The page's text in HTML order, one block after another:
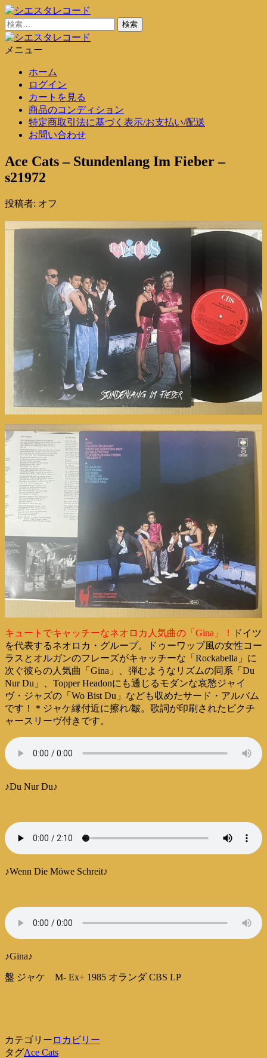
コ
ン
テ
ン
シエスタレコード
中古レコード通販
検
索:
メニュー
ホーム
ログイン
カートを見る
商品のコンディション
特定商取引法に基づく表示/お支払い/配送
お問い合わせ
Ace Cats – Stundenlang Im Fieber –
s21972
投稿者: オフ
キュートでキャッチーなネオロカ人気曲の「Gina」！
ドイツ
を代表するネオロカ・グループ。ドゥーワップ風の女性コー
ラスとオルガンのフレーズがキャッチーな「Rockabella」に
次ぐ彼らの人気曲「Gina」、弾むようなリズムの同系「Du
Nur Du」、Topper Headonにも通じるモダンな哀愁ジャイ
ヴ・ジャズの「Wo Bist Du」なども収めたサード・アルバム
です！＊ジャケ縁付近に擦れ/皺。歌詞が印刷されたピクチ
ャースリーヴ付きです。
♪Du Nur Du♪
♪Wenn Die Möwe Schreit♪
♪Gina♪
盤 ジャケ M- Ex+ 1985 オランダ CBS LP
カテゴリー ロカビリー
タグAce Cats